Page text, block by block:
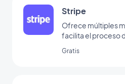
Stripe
Ofrece múltiples
facilita el proceso
Gratis